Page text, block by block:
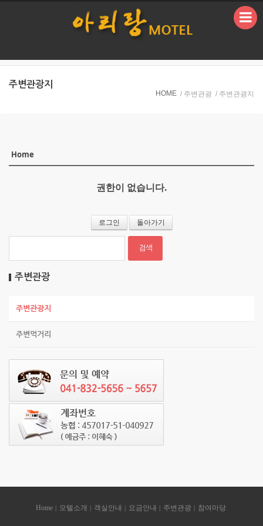
주변관광지
HOME / 주변관광 / 주변관광지
Home
권한이 없습니다.
로그인 돌아가기
Sketchbook5, 스케치북5
Sketchbook5, 스케치북5
Sketchbook5, 스케치북5
Sketchbook5, 스케치북5
주변관광
주변관광지
주변먹거리
Home 모텔소개 객실안내 요금안내 주변관광 참여마당